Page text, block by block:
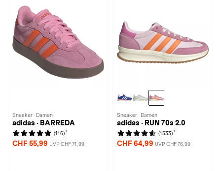
Sneaker · Damen
adidas · BARREDA
(116) 1
CHF 55,99 UVP CHF 71,99
Sneaker · Damen
adidas · RUN 70s 2.0
(1533) 1
CHF 64,99 UVP CHF 76,99